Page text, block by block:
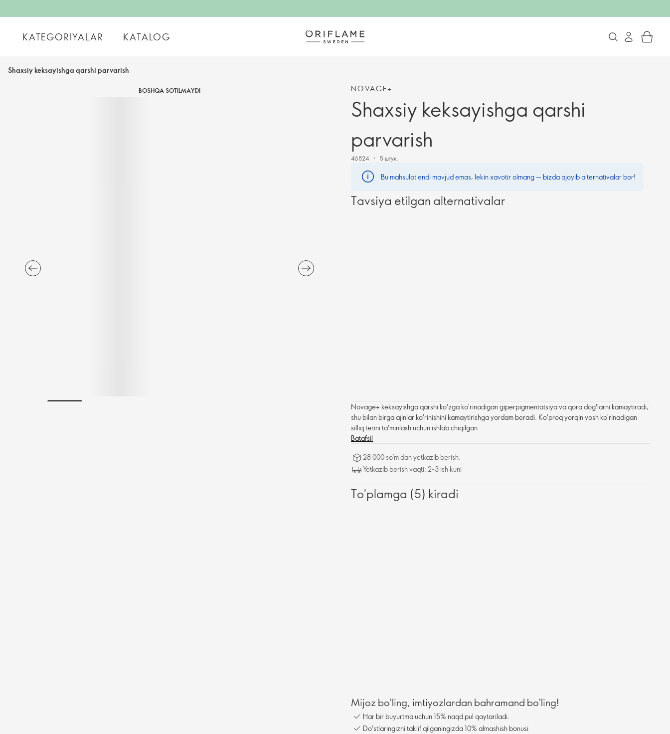
KATEGORIYALAR KATALOG
Shaxsiy keksayishga qarshi parvarish
BOSHQA SOTILMAYDI NOVAGE+
Shaxsiy keksayishga qarshi
parvarish
46824 5 штук.
Bu mahsulot endi mavjud emas, lekin xavotir olmang — bizda ajoyib alternativalar bor!
Tavsiya etilgan alternativalar
Novage+ keksayishga qarshi ko'zga ko'rinadigan giperpigmentatsiya va qora dog'larni kamaytiradi,
shu bilan birga ajinlar ko'rinishini kamaytirishga yordam beradi. Ko'proq yorqin yosh ko'rinadigan
silliq terini ta'minlash uchun ishlab chiqilgan.
Batafsil
28 000 so’m dan yetkazib berish.
Yetkazib berish vaqti: 2-3 ish kuni
To'plamga (5) kiradi
Mijoz bo'ling, imtiyozlardan bahramand bo'ling!
Har bir buyurtma uchun 15% naqd pul qaytariladi.
Do'stlaringizni taklif qilganingizda 10% almashish bonusi